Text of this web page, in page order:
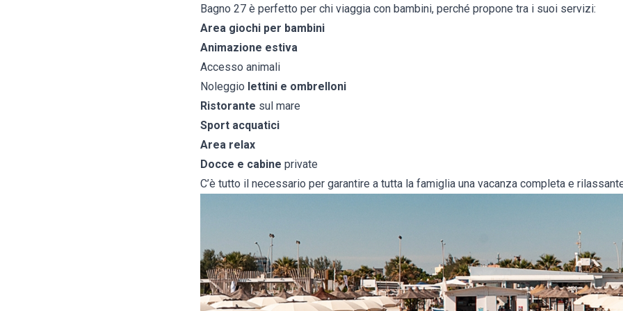
Bagno 27 è perfetto per chi viaggia con bambini, perché propone tra i suoi servizi:
Area giochi per bambini
Animazione estiva
Accesso animali
Noleggio lettini e ombrelloni
Ristorante sul mare
Sport acquatici
Area relax
Docce e cabine private
C’è tutto il necessario per garantire a tutta la famiglia una vacanza completa e